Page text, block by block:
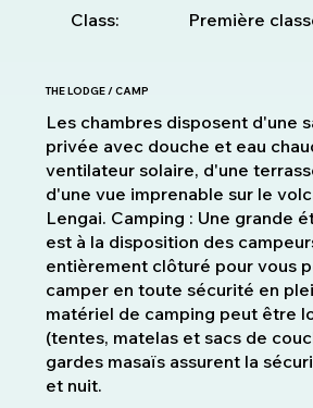
Class:
Première
THE LODGE / CAMP
Les chambres disposent d'une
privée avec douche et eau
ventilateur solaire, d'une
d'une vue imprenable sur le
Lengai. Camping : Une grande
est à la disposition des
entièrement clôturé pour vous
camper en toute sécurité en
matériel de camping peut être
(tentes, matelas et sacs de
gardes masaïs assurent la
et nuit.